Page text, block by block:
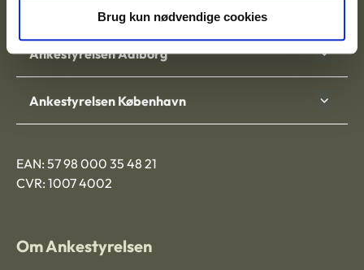
Brug kun nødvendige cookies
Ankestyrelsen Aalborg
Ankestyrelsen København
EAN: 57 98 000 35 48 21
CVR: 1007 4002
Om Ankestyrelsen